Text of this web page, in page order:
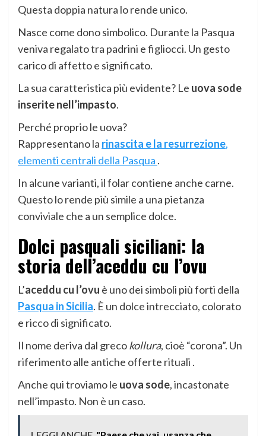
Questa doppia natura lo rende unico.
Nasce come dono simbolico. Durante la Pasqua
veniva regalato tra padrini e figliocci. Un gesto
carico di affetto e significato.
La sua caratteristica più evidente? Le uova sode
inserite nell’impasto.
Perché proprio le uova?
Rappresentano la rinascita e la resurrezione,
elementi centrali della Pasqua .
In alcune varianti, il folar contiene anche carne.
Questo lo rende più simile a una pietanza
conviviale che a un semplice dolce.
Dolci pasquali siciliani: la
storia dell’aceddu cu l’ovu
L’aceddu cu l’ovu è uno dei simboli più forti della
Pasqua in Sicilia. È un dolce intrecciato, colorato
e ricco di significato.
Il nome deriva dal grecokollura, cioè “corona”. Un
riferimento alle antiche offerte rituali .
Anche qui troviamo le uova sode, incastonate
nell’impasto. Non è un caso.